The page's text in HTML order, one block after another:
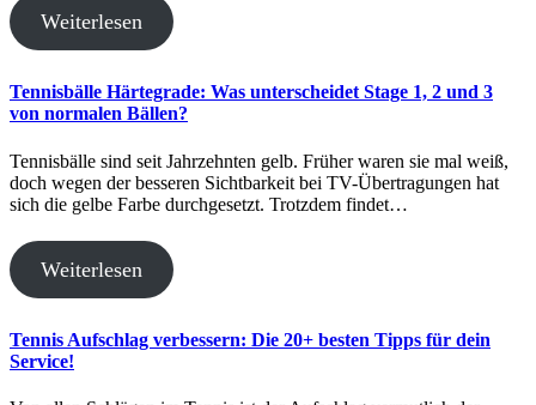
Weiterlesen
Tennisbälle Härtegrade: Was unterscheidet Stage 1, 2 und 3
von normalen Bällen?
Tennisbälle sind seit Jahrzehnten gelb. Früher waren sie mal weiß,
doch wegen der besseren Sichtbarkeit bei TV-Übertragungen hat
sich die gelbe Farbe durchgesetzt. Trotzdem findet…
Weiterlesen
Tennis Aufschlag verbessern: Die 20+ besten Tipps für dein
Service!